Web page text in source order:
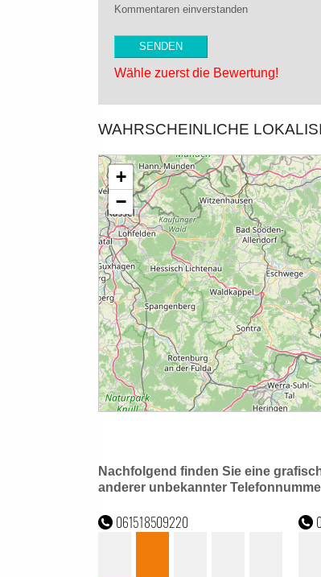
Kommentaren einverstanden
Wähle zuerst die Bewertung!
WAHRSCHEINLICHE
Nachfolgend finden Sie eine
anderer unbekannter